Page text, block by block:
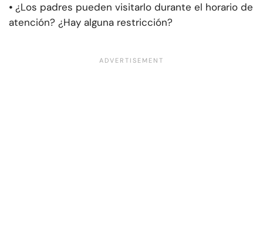
⦁ ¿Los padres pueden visitarlo durante el horario de
atención? ¿Hay alguna restricción?